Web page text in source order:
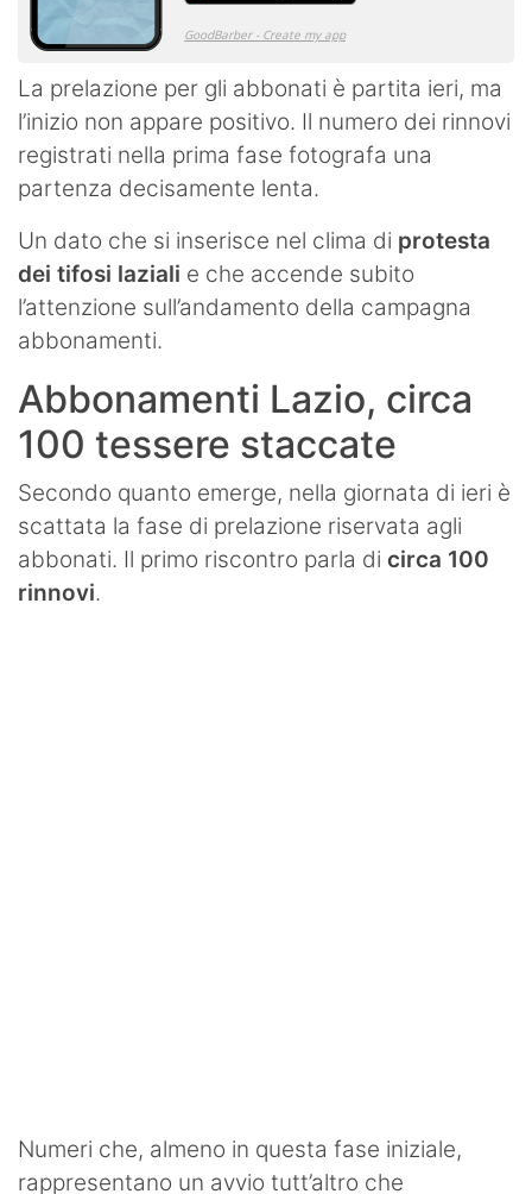
La prelazione per gli abbonati è partita ieri, ma
l’inizio non appare positivo. Il numero dei rinnovi
registrati nella prima fase fotografa una
partenza decisamente lenta.
Un dato che si inserisce nel clima di protesta
dei tifosi laziali e che accende subito
l’attenzione sull’andamento della campagna
abbonamenti.
Abbonamenti Lazio, circa
100 tessere staccate
Secondo quanto emerge, nella giornata di ieri è
scattata la fase di prelazione riservata agli
abbonati. Il primo riscontro parla di circa 100
rinnovi.
Numeri che, almeno in questa fase iniziale,
rappresentano un avvio tutt’altro che